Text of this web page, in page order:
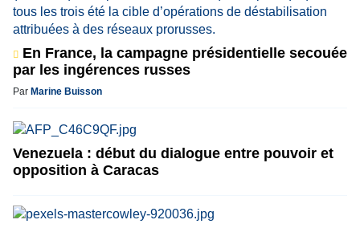
En France, la campagne présidentielle secouée
par les ingérences russes
Par Marine Buisson
Venezuela : début du dialogue entre pouvoir et
opposition à Caracas